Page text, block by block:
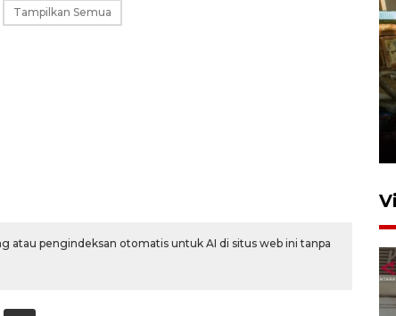
Tampilkan Semua
atau pengindeksan otomatis untuk AI di situs web ini tanpa